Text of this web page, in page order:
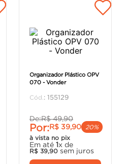
Organizador Plástico OPV
070 - Vonder
: 155129
De:R$ 49,90
Por:R$ 39,90
20%
à vista no pix
Em até 1x de
R$ 39,90 sem juros